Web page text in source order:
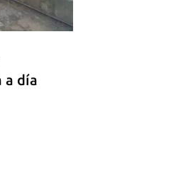
a día